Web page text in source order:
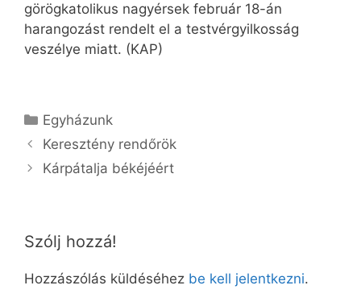
görögkatolikus nagyérsek február 18-án
harangozást rendelt el a testvérgyilkosság
veszélye miatt. (KAP)
Kategória
Egyházunk
Keresztény rendőrök
Kárpátalja békéjéért
Szólj hozzá!
Hozzászólás küldéséhez be kell jelentkezni.